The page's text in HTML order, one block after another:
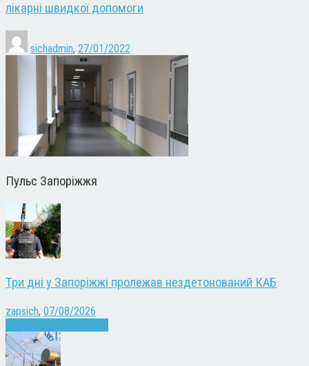
лікарні швидкої допомоги
sichadmin, 27/01/2022
Пульс Запоріжжя
Три дні у Запоріжжі пролежав нездетонований КАБ
zapsich, 07/08/2026